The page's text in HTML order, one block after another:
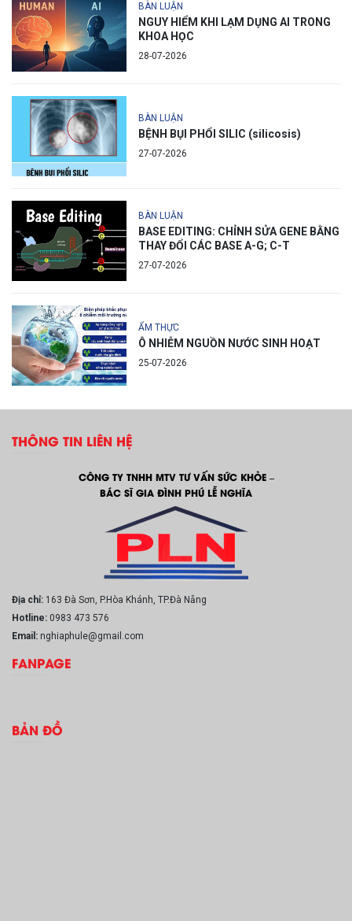
BÀN LUẬN
NGUY HIỂM KHI LẠM DỤNG AI TRONG
KHOA HỌC
28-07-2026
BÀN LUẬN
BỆNH BỤI PHỔI SILIC (silicosis)
27-07-2026
BÀN LUẬN
BASE EDITING: CHỈNH SỬA GENE BẰNG
THAY ĐỔI CÁC BASE A-G; C-T
27-07-2026
ẨM THỰC
Ô NHIỄM NGUỒN NƯỚC SINH HOẠT
25-07-2026
THÔNG TIN LIÊN HỆ
CÔNG TY TNHH MTV TƯ VẤN SỨC KHỎE –
BÁC SĨ GIA ĐÌNH PHÚ LỄ NGHĨA
Địa chỉ: 163 Đà Sơn, P.Hòa Khánh, TP.Đà Nẵng
Hotline: 0983 473 576
Email: nghiaphule@gmail.com
FANPAGE
BẢN ĐỒ